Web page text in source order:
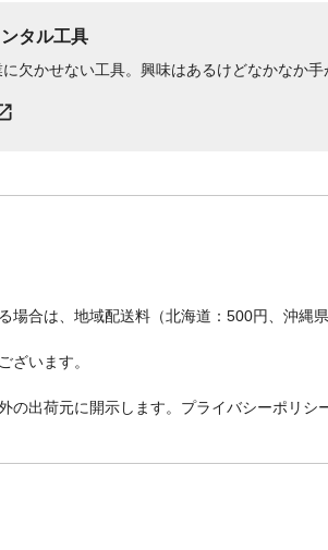
タル工具
欠かせない工具。興味はあるけどなかなか
場合は、地域配送料（北海道：500円、沖
ざいます。
出荷元に開示します。プライバシーポリシ